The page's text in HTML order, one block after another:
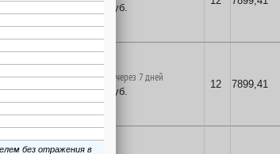
руб.
поставка на заказ через 7 дней
7669 руб.
12 7899,41